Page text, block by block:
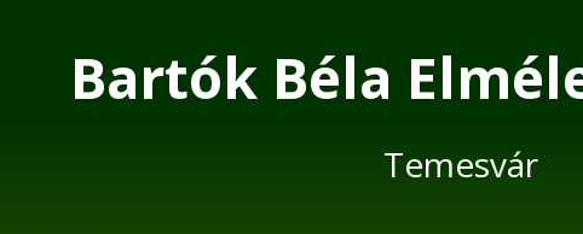
Bartók Béla
Temesvár